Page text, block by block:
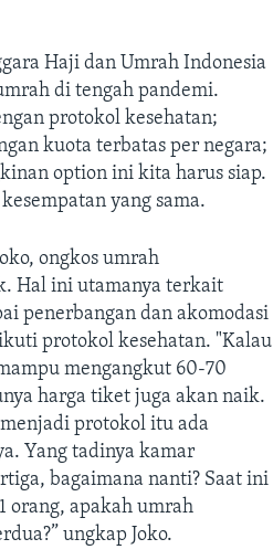
Haji dan Umrah Indonesia
di tengah pandemi.
protokol kesehatan;
kuota terbatas per negara;
option ini kita harus siap.
yang sama.
ongkos umrah
Hal ini utamanya terkait
penerbangan dan akomodasi
protokol kesehatan. "Kalau
mengangkut 60-70
harga tiket juga akan naik.
protokol itu ada
Yang tadinya kamar
bagaimana nanti? Saat ini
orang, apakah umrah
ungkap Joko.